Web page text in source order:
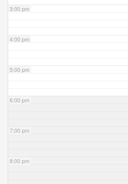
3:00 pm
4:00 pm
5:00 pm
6:00 pm
7:00 pm
8:00 pm